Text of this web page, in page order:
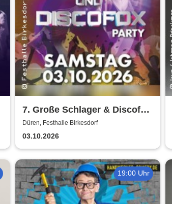
7. Große Schlager & Discofox
Party | Festhalle-Birkesdorf
Düren, Festhalle Birkesdorf
03.10.2026
19:00 Uhr